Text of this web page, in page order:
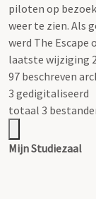
piloten op
weer te zien. Als
werd The Escape
laatste wijziging
97 beschreven
3 gedigitaliseerd
totaal 3
Mijn Studiezaal